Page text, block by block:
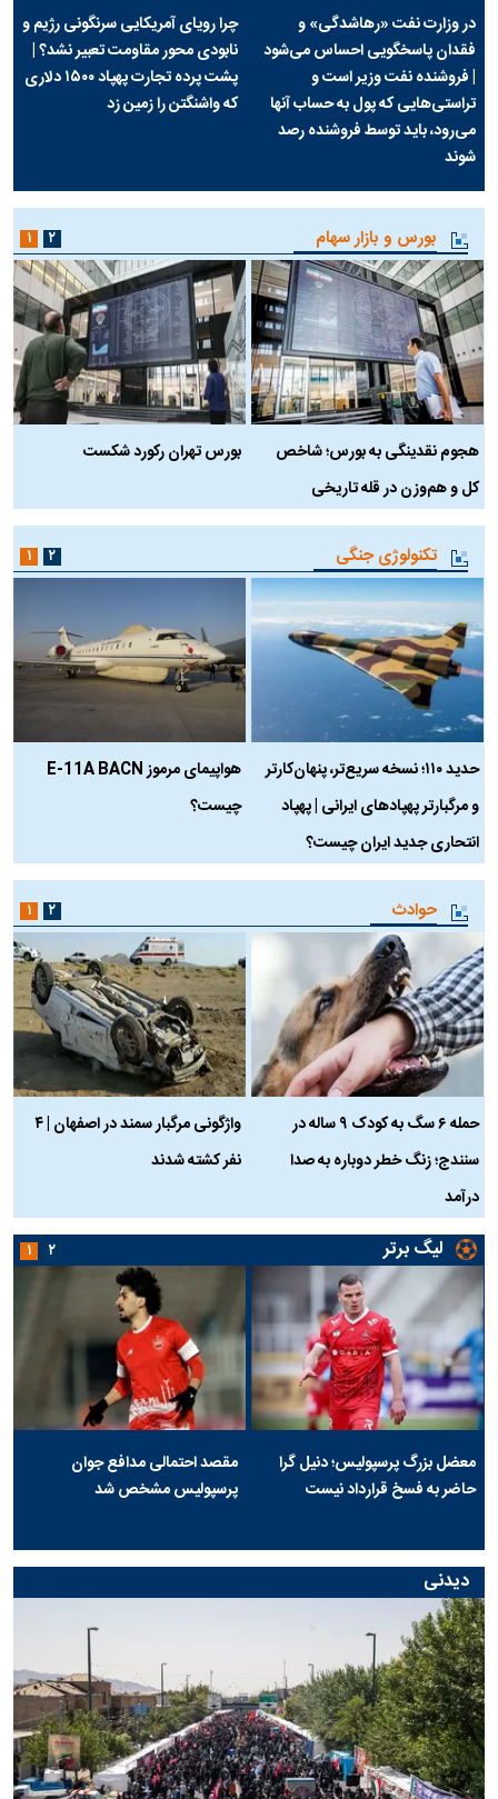
در وزارت نفت «رهاشدگی» و
فقدان پاسخگویی احساس می‌شود
| فروشنده نفت وزیر است و
تراستی‌هایی که پول به حساب آنها
می‌رود، باید توسط فروشنده رصد
شوند
چرا رویای آمریکایی سرنگونی رژیم و
نابودی محور مقاومت تعبیر نشد؟ |
پشت پرده تجارت پهپاد‌ ۱۵۰۰ دلاری
که واشنگتن را زمین زد
بورس و بازار سهام
هجوم نقدینگی به بورس؛ شاخص
کل و هم‌وزن در قله تاریخی
بورس تهران رکورد شکست
۱ ۲
تکنولوژی جنگی
حدید ۱۱۰؛ نسخه سریع‌تر، پنهان‌کارتر
و مرگبارتر پهپادهای ایرانی | پهپاد
انتحاری جدید ایران چیست؟
هواپیمای مرموز E-11A BACN
چیست؟
۱ ۲
حوادث
حمله ۶ سگ به کودک ۹ ساله در
سنندج؛ زنگ خطر دوباره به صدا
درآمد
واژگونی مرگبار سمند در اصفهان | ۴
نفر کشته شدند
۱ ۲
لیگ برتر
معضل بزرگ پرسپولیس؛ دنیل گرا
حاضر به فسخ قرارداد نیست
مقصد احتمالی مدافع جوان
پرسپولیس مشخص شد
۱ ۲
دیدنی